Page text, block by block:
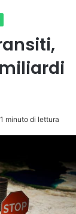
1 minuto di lettura